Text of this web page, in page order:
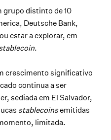
grupo distinto de 10
Deutsche Bank,
estar a explorar, em
.
crescimento significativo
continua a ser
sediada em El Salvador,
stablecoinsemitidas
limitada.